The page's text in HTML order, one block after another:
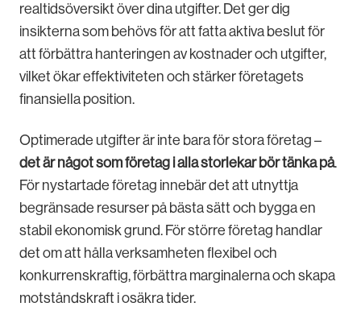
realtidsöversikt över dina utgifter. Det ger dig
insikterna som behövs för att fatta aktiva beslut för
att förbättra hanteringen av kostnader och utgifter,
vilket ökar effektiviteten och stärker företagets
finansiella position.
Optimerade utgifter är inte bara för stora företag –
det är något som företag i alla storlekar bör tänka på.
För nystartade företag innebär det att utnyttja
begränsade resurser på bästa sätt och bygga en
stabil ekonomisk grund. För större företag handlar
det om att hålla verksamheten flexibel och
konkurrenskraftig, förbättra marginalerna och skapa
motståndskraft i osäkra tider.